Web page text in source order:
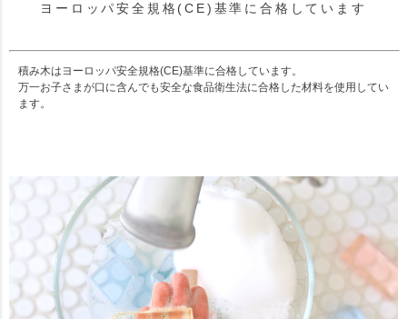
ヨーロッパ安全規格(CE)基準に合格しています
積み木はヨーロッパ安全規格(CE)基準に合格しています。
万一お子さまが口に含んでも安全な食品衛生法に合格した材料を使用してい
ます。